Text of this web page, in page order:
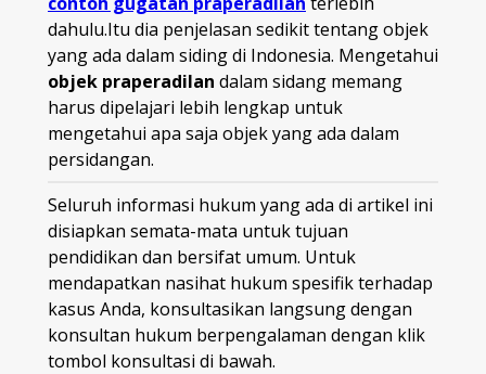
dahulu.Itu dia penjelasan sedikit tentang objek
yang ada dalam siding di Indonesia. Mengetahui
objek praperadilan dalam sidang memang
harus dipelajari lebih lengkap untuk
mengetahui apa saja objek yang ada dalam
persidangan.
Seluruh informasi hukum yang ada di artikel ini
disiapkan semata-mata untuk tujuan
pendidikan dan bersifat umum. Untuk
mendapatkan nasihat hukum spesifik terhadap
kasus Anda, konsultasikan langsung dengan
konsultan hukum berpengalaman dengan klik
tombol konsultasi di bawah.